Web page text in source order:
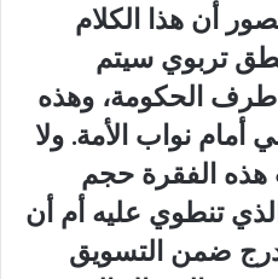
أن هذا الكلام
تربوي سيتم
الحكومة، وهذه
نواب الأمة. ولا
الفقرة حجم
تنطوي عليه أم أن
ضمن التسويق